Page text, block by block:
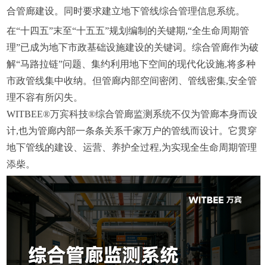
合管廊建设。同时要求建立地下管线综合管理信息系统。
在“十四五”末至“十五五”规划编制的关键期,“全生命周期管
理”已成为地下市政基础设施建设的关键词。综合管廊作为破
解“马路拉链”问题、集约利用地下空间的现代化设施,将多种
市政管线集中收纳。但管廊内部空间密闭、管线密集,安全管
理不容有所闪失。
WITBEE®万宾科技®综合管廊监测系统不仅为管廊本身而设
计,也为管廊内部一条条关系千家万户的管线而设计。它贯穿
地下管线的建设、运营、养护全过程,为实现全生命周期管理
添柴。